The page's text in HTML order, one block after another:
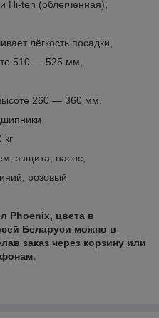
Hi-ten (облегченная),
лёгкость посадки,
510 — 525 мм,
260 — 360 мм,
кг
защита, насос,
розовый
Phoenix, цвета в
Беларуси можно в
заказ через корзину или